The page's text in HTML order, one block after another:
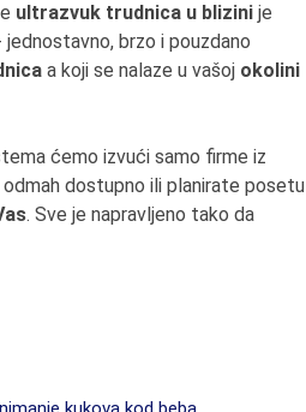
ultrazvuk trudnica u blizini je
brzo i pouzdano
a koji se nalaze u vašoj okolini
ćemo izvući samo firme iz
dostupno ili planirate posetu
. Sve je napravljeno tako da